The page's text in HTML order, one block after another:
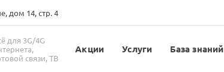
дом 14, стр. 4
для 3G/4G
связи, ТВ
Акции Услуги База знаний